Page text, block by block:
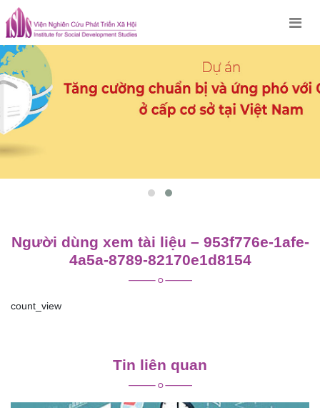
Skip
to
content
Người dùng xem tài liệu – 953f776e-1afe-
4a5a-8789-82170e1d8154
count_view
Tin liên quan